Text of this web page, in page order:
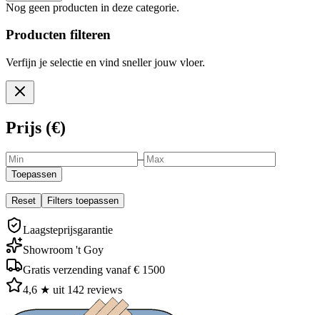
Nog geen producten in deze categorie.
Producten filteren
Verfijn je selectie en vind sneller jouw vloer.
Prijs (€)
–
Toepassen
Reset Filters toepassen
Laagsteprijsgarantie
Showroom 't Goy
Gratis verzending vanaf € 1500
4,6 ★ uit 142 reviews